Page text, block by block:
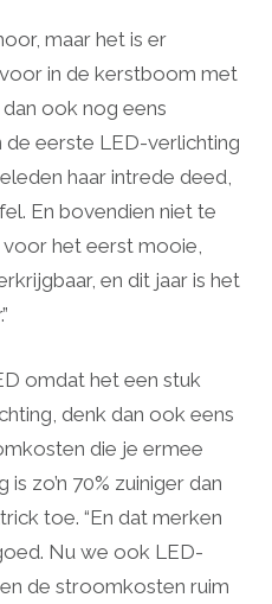
maar het is er
in de kerstboom met
ook nog eens
de eerste LED-verlichting
haar intrede deed,
En bovendien niet te
het eerst mooie,
en dit jaar is het
omdat het een stuk
denk dan ook eens
die je ermee
zo’n 70% zuiniger dan
toe. “En dat merken
Nu we ook LED-
de stroomkosten ruim